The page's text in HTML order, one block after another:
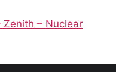
Zenith – Nuclear